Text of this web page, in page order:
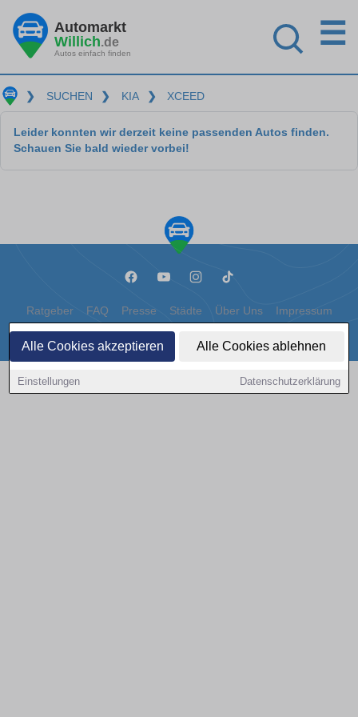
Alle Cookies akzeptieren Alle Cookies ablehnen
Einstellungen Datenschutzerklärung
Automarkt
Willich.de
Autos einfach finden
☰
❯ SUCHEN ❯ KIA ❯ XCEED
Leider konnten wir derzeit keine passenden Autos finden.
Schauen Sie bald wieder vorbei!
Ratgeber FAQ Presse Städte Über Uns Impressum
Datenschutz Cookies
Copyright © 2000 - 2026 | 1A Infosysteme GmbH | Content by: 1a-sites-autos